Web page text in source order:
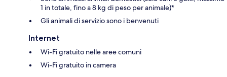
1 in totale, fino a 8 kg di peso per animale)*
Gli animali di servizio sono i benvenuti
Internet
Wi-Fi gratuito nelle aree comuni
Wi-Fi gratuito in camera